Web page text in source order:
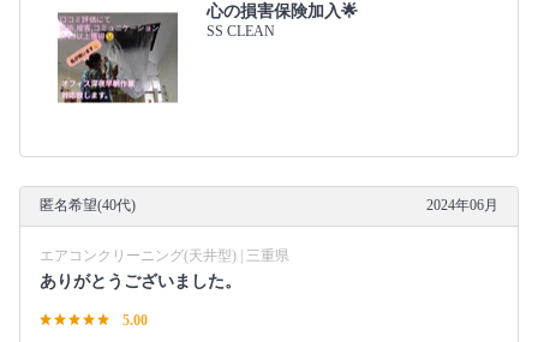
心の損害保険加入🌟
SS CLEAN
匿名希望(40代) 2024年06月
エアコンクリーニング(天井型) | 三重県
ありがとうございました。
5.00